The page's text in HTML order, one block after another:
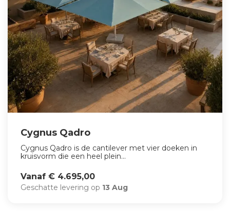
Cygnus Qadro
Cygnus Qadro is de cantilever met vier doeken in
kruisvorm die een heel plein...
Vanaf € 4.695,00
Geschatte levering op 13 Aug